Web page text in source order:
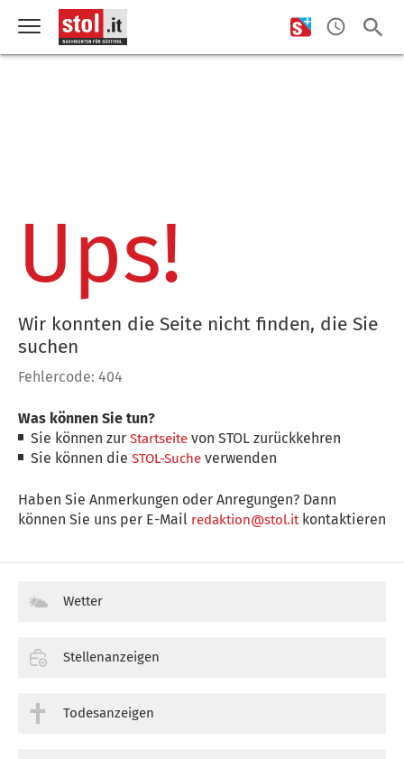
Ups!
Wir konnten die Seite nicht finden, die Sie
suchen
Fehlercode: 404
Was können Sie tun?
Sie können zurStartseite von STOL zurückkehren
Sie können dieSTOL-Suche verwenden
Haben Sie Anmerkungen oder Anregungen? Dann
können Sie uns per E-Mail redaktion@stol.itkontaktieren
Wetter
Stellenanzeigen
Todesanzeigen